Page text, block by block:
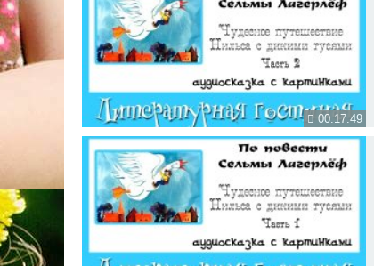
00:17:49